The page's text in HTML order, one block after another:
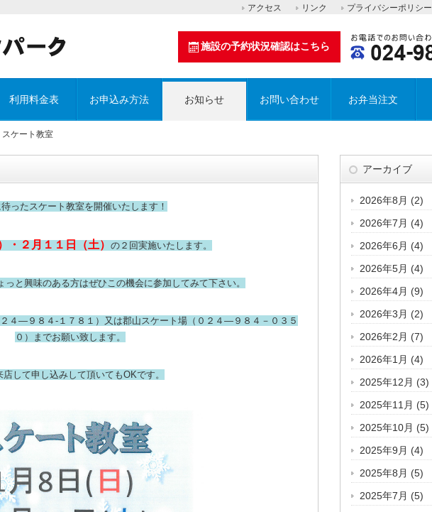
アクセス リンク プライバシーポリシー
施設の予約状況確認はこちら
利用料金表 お申込み方法 お知らせ お問い合わせ お弁当注文
ケート教室
ったスケート教室を開催いたします！
・２月１１日（土） の２回実施いたします。
っと興味のある方はぜひこの機会に参加してみて下さい。
４―９８４-１７８１）又は郡山スケート場（０２４―９８４－０３５
０）までお願い致します。
店して申し込みして頂いてもOKです。
アーカイブ
2026年8月 (2)
2026年7月 (4)
2026年6月 (4)
2026年5月 (4)
2026年4月 (9)
2026年3月 (2)
2026年2月 (7)
2026年1月 (4)
2025年12月 (3)
2025年11月 (5)
2025年10月 (5)
2025年9月 (4)
2025年8月 (5)
2025年7月 (5)